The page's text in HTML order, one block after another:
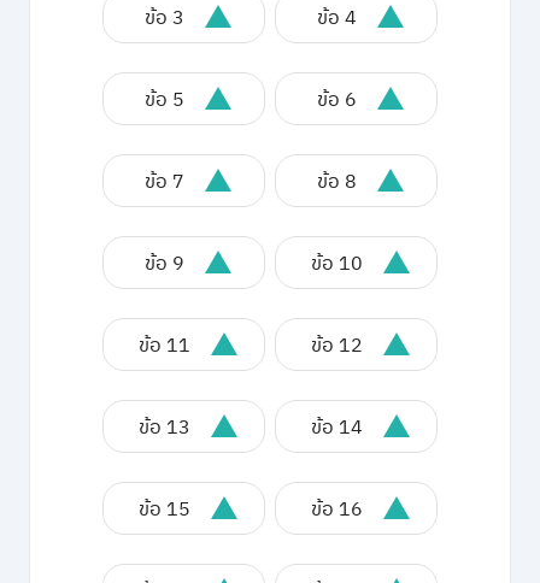
ข้อ 3 ข้อ 4
ข้อ 5 ข้อ 6
ข้อ 7 ข้อ 8
ข้อ 9 ข้อ 10
ข้อ 11 ข้อ 12
ข้อ 13 ข้อ 14
ข้อ 15 ข้อ 16